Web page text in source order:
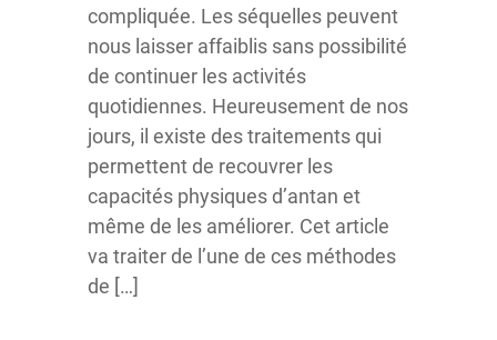
compliquée. Les séquelles peuvent
nous laisser affaiblis sans possibilité
de continuer les activités
quotidiennes. Heureusement de nos
jours, il existe des traitements qui
permettent de recouvrer les
capacités physiques d’antan et
même de les améliorer. Cet article
va traiter de l’une de ces méthodes
de […]